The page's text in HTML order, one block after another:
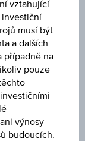
čistě pro
Tyto údaje
k nákupu těchto
vztahující
investiční
musí být
a dalších
případně na
pouze
výnosy
budoucích.